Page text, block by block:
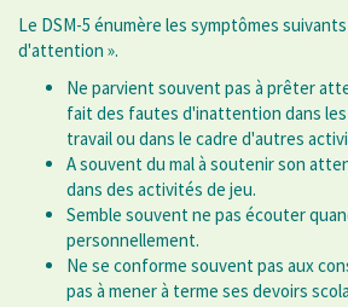
Le DSM-5 énumère les symptômes
d'attention ».
Ne parvient souvent pas à prêter
fait des fautes d'inattention dans les
travail ou dans le cadre d'autres
A souvent du mal à soutenir son
dans des activités de jeu.
Semble souvent ne pas écouter
personnellement.
Ne se conforme souvent pas aux
pas à mener à terme ses devoirs